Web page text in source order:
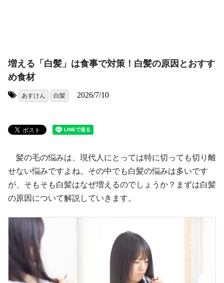
増える「白髪」は食事で対策！白髪の原因とおすす
め食材
あすけん 白髪 2026/7/10
髪の毛の悩みは、現代人にとっては特に切っても切り離
せない悩みですよね。その中でも白髪の悩みは多いです
が、そもそも白髪はなぜ増えるのでしょうか？まずは白髪
の原因について解説していきます。